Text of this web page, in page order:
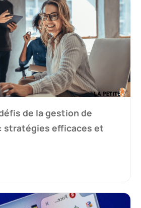
de la gestion de
stratégies efficaces et